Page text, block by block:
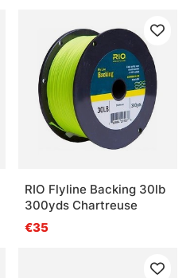
RIO Flyline Backing 30lb
300yds Chartreuse
€35